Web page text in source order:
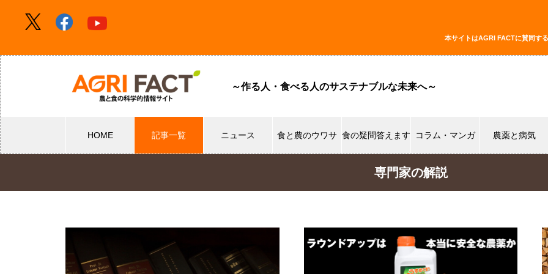
本サイトはAGRI FACTに賛同す
～作る人・食べる人のサステナブルな未来へ～
HOME 記事一覧 ニュース 食と農のウワサ 食の疑問答えます コラム・マンガ 農薬と病気
専門家の解説